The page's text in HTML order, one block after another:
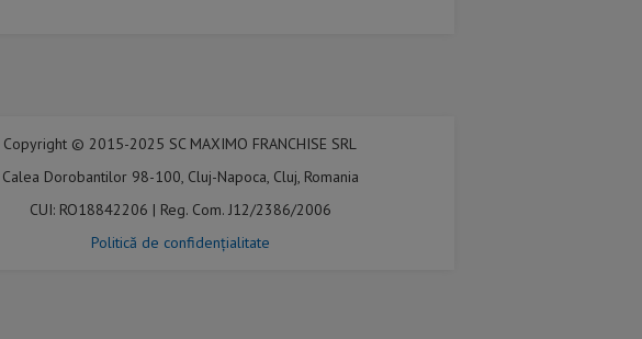
Copyright © 2015-2025 SC MAXIMO FRANCHISE SRL
Calea Dorobantilor 98-100, Cluj-Napoca, Cluj, Romania
CUI: RO18842206 | Reg. Com. J12/2386/2006
Politică de confidențialitate